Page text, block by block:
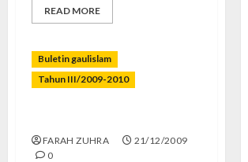
READ MORE
Buletin gaulislam
Tahun III/2009-2010
FARAH ZUHRA
21/12/2009
0